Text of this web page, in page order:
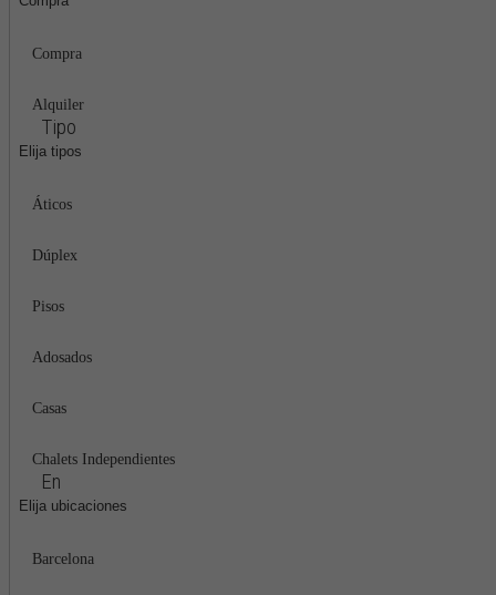
Compra
Alquiler
Tipo
Elija tipos
Áticos
Dúplex
Pisos
Adosados
Casas
Chalets Independientes
En
Elija ubicaciones
Barcelona